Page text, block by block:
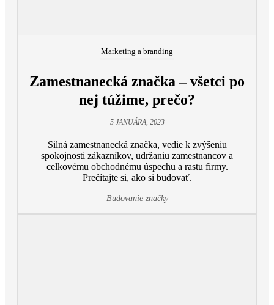
Marketing a branding
Zamestnanecká značka – všetci po
nej túžime, prečo?
5 JANUÁRA, 2023
Silná zamestnanecká značka, vedie k zvýšeniu
spokojnosti zákazníkov, udržaniu zamestnancov a
celkovému obchodnému úspechu a rastu firmy.
Prečítajte si, ako si budovať.
Budovanie značky